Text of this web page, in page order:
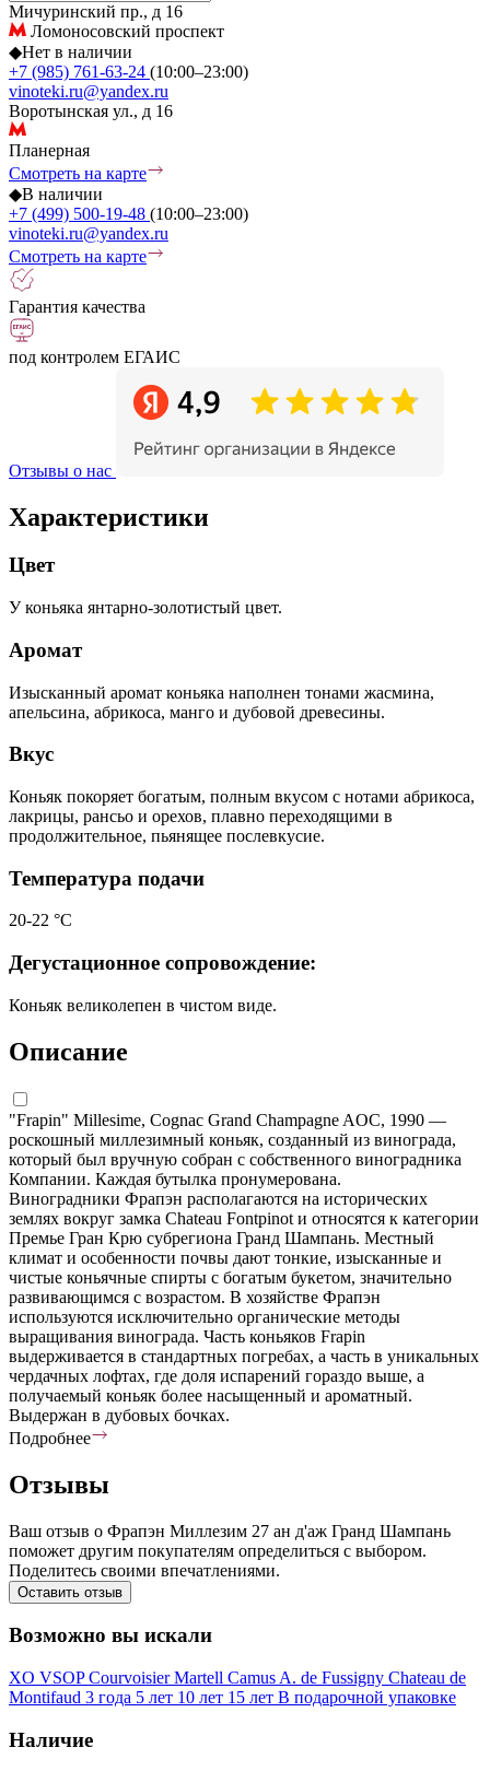
Мичуринский пр., д 16
Ломоносовский проспект
◆Нет в наличии
+7 (985) 761-63-24 (10:00–23:00)
vinoteki.ru@yandex.ru
Воротынская ул., д 16
Планерная
Смотреть на карте
◆В наличии
+7 (499) 500-19-48 (10:00–23:00)
vinoteki.ru@yandex.ru
Смотреть на карте
Гарантия качества
под контролем ЕГАИС
Отзывы о нас
Характеристики
Цвет
У коньяка янтарно-золотистый цвет.
Аромат
Изысканный аромат коньяка наполнен тонами жасмина,
апельсина, абрикоса, манго и дубовой древесины.
Вкус
Коньяк покоряет богатым, полным вкусом с нотами абрикоса,
лакрицы, рансьо и орехов, плавно переходящими в
продолжительное, пьянящее послевкусие.
Температура подачи
20-22 °С
Дегустационное сопровождение:
Коньяк великолепен в чистом виде.
Описание
"Frapin" Millesime, Cognac Grand Champagne AOC, 1990 —
роскошный миллезимный коньяк, созданный из винограда,
который был вручную собран с собственного виноградника
Компании. Каждая бутылка пронумерована.
Виноградники Фрапэн располагаются на исторических
землях вокруг замка Chateau Fontpinot и относятся к категории
Премье Гран Крю субрегиона Гранд Шампань. Местный
климат и особенности почвы дают тонкие, изысканные и
чистые коньячные спирты с богатым букетом, значительно
развивающимся с возрастом. В хозяйстве Фрапэн
используются исключительно органические методы
выращивания винограда. Часть коньяков Frapin
выдерживается в стандартных погребах, а часть в уникальных
чердачных лофтах, где доля испарений гораздо выше, а
получаемый коньяк более насыщенный и ароматный.
Выдержан в дубовых бочках.
Подробнее
Отзывы
Ваш отзыв о Фрапэн Миллезим 27 ан д'аж Гранд Шампань
поможет другим покупателям определиться с выбором.
Поделитесь своими впечатлениями.
Оставить отзыв
Возможно вы искали
XO VSOPCourvoisierMartell Camus A. de Fussigny Chateau de
Montifaud 3 года 5 лет 10 лет 15 лет В подарочной упаковке
Наличие